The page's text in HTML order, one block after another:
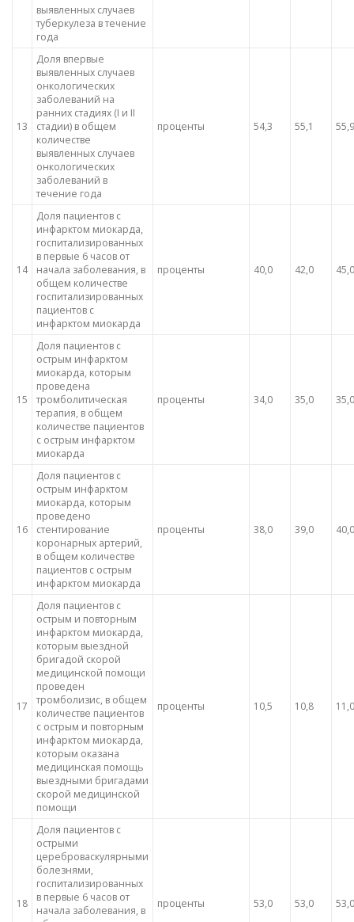
выявленных случаев
туберкулеза в течение
года
13
Доля впервые
выявленных случаев
онкологических
заболеваний на
ранних стадиях (I и II
стадии) в общем
количестве
выявленных случаев
онкологических
заболеваний в
течение года
проценты 54,3 55,1 55,9
14
Доля пациентов с
инфарктом миокарда,
госпитализированных
в первые 6 часов от
начала заболевания, в
общем количестве
госпитализированных
пациентов с
инфарктом миокарда
проценты 40,0 42,0 45,0
15
Доля пациентов с
острым инфарктом
миокарда, которым
проведена
тромболитическая
терапия, в общем
количестве пациентов
с острым инфарктом
миокарда
проценты 34,0 35,0 35,0
16
Доля пациентов с
острым инфарктом
миокарда, которым
проведено
стентирование
коронарных артерий,
в общем количестве
пациентов с острым
инфарктом миокарда
проценты 38,0 39,0 40,0
17
Доля пациентов с
острым и повторным
инфарктом миокарда,
которым выездной
бригадой скорой
медицинской помощи
проведен
тромболизис, в общем
количестве пациентов
с острым и повторным
инфарктом миокарда,
которым оказана
медицинская помощь
выездными бригадами
скорой медицинской
помощи
проценты 10,5 10,8 11,0
18
Доля пациентов с
острыми
цереброваскулярными
болезнями,
госпитализированных
в первые 6 часов от
начала заболевания, в
проценты 53,0 53,0 53,0